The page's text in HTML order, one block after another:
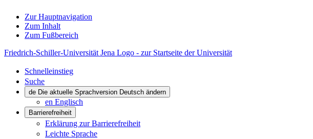
Zur Hauptnavigation
Zum Inhalt
Zum Fußbereich
Friedrich-Schiller-Universität Jena Logo - zur Startseite der Universität
Schnelleinstieg
Suche
de Die aktuelle Sprachversion Deutsch ändern
en Englisch
Barrierefreiheit
Erklärung zur Barrierefreiheit
Leichte Sprache